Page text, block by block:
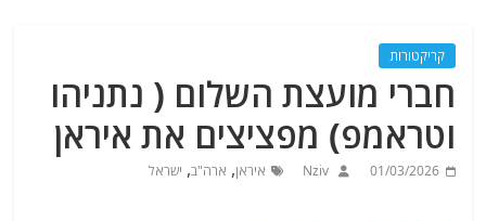
קריקטורות
חברי מועצת השלום ( נתניהו
וטראמפ) מפציצים את איראן
01/03/2026
Nziv איראן, ארה"ב, ישראל